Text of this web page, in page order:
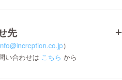
先
）
い合わせは こちら から